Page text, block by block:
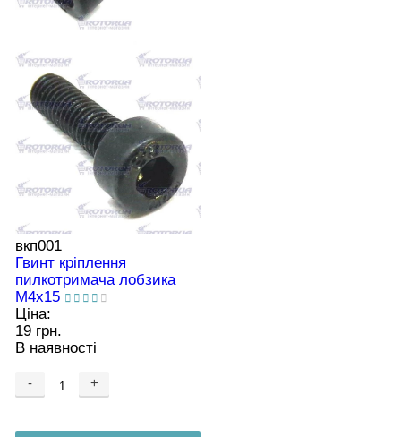
вкп001
Гвинт кріплення
пилкотримача лобзика
М4х15
Ціна:
19 грн.
В наявності
- +